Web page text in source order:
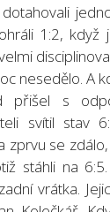
1:2, když
nesedělo. A
přišel s
svítil stav
zprvu se
stáhli na
vrátka.